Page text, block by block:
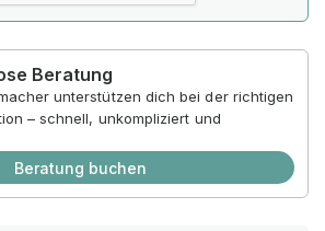
Beratung
unterstützen dich bei der richtigen
– schnell, unkompliziert und
Beratung buchen